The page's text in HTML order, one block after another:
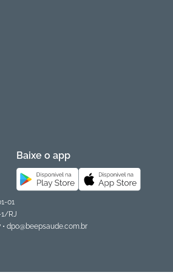
Baixe o app
01
1/RJ
dpo@beepsaude.com.br